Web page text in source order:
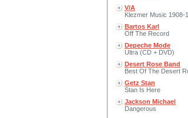
V/A
Klezmer Music 1908-
Bartos Karl
Off The Record
Depeche Mode
Ultra (CD + DVD)
Desert Rose Band
Best Of The Desert
Getz Stan
Stan Is Here
Jackson Michael
Dangerous